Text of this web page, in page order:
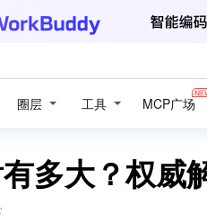
圈层 工具 MCP广场
多大？权威